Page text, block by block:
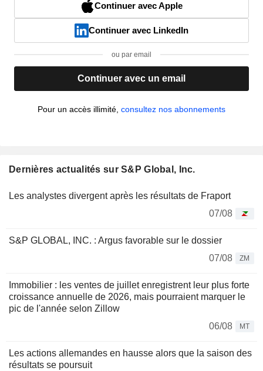
Continuer avec Apple
Continuer avec LinkedIn
ou par email
Continuer avec un email
Pour un accès illimité, consultez nos abonnements
Dernières actualités sur S&P Global, Inc.
Les analystes divergent après les résultats de Fraport
07/08
S&P GLOBAL, INC. : Argus favorable sur le dossier
07/08
ZM
Immobilier : les ventes de juillet enregistrent leur plus forte
croissance annuelle de 2026, mais pourraient marquer le
pic de l'année selon Zillow
06/08
MT
Les actions allemandes en hausse alors que la saison des
résultats se poursuit